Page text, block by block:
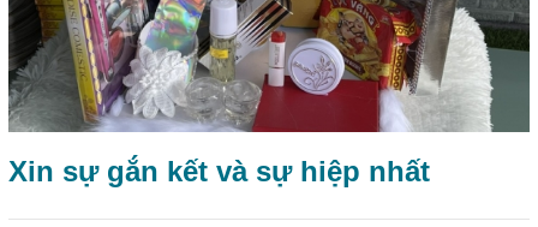
Xin sự gắn kết và sự hiệp nhất